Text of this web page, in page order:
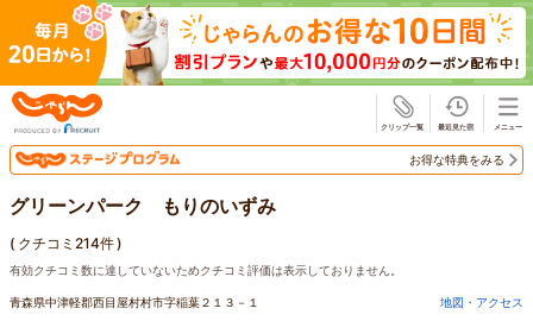
お得な特典をみる
グリーンパーク もりのいずみ
( クチコミ214件)
有効クチコミ数に達していないためクチコミ評価は表示しておりません。
青森県中津軽郡西目屋村村市字稲葉２１３－１ 地図・アクセス